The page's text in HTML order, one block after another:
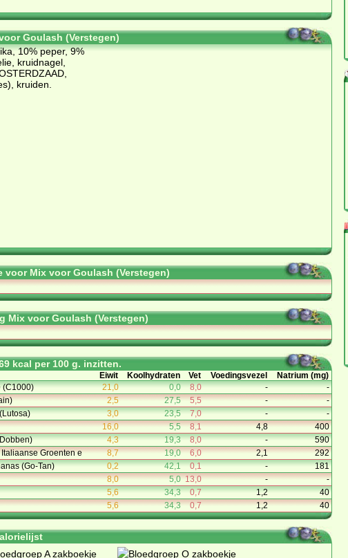
Goulash (Verstegen)
10% peper, 9%
kruidnagel,
kruiden.
voor Mix voor Goulash (Verstegen)
Mix voor Goulash (Verstegen)
kcal per 100 g. inzitten.
Eiwit Koolhydraten Vet Voedingsvezel
Natrium (mg)
(C1000)
21,0 0,0 8,0 -
-
2,5 27,5 5,5 -
-
3,0 23,5 7,0 -
-
16,0 5,5 8,1 4,8
400
4,3 19,3 8,0 -
590
Groenten e
8,7 19,0 6,0 2,1
292
(Go-Tan)
0,2 42,1 0,1 -
181
8,0 5,0 13,0 -
-
5,6 34,3 0,7 1,2
40
5,6 34,3 0,7 1,2 40